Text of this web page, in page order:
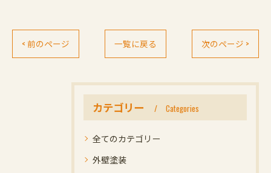
< 前のページ 一覧に戻る 次のページ >
カテゴリー Categories
全てのカテゴリー
外壁塗装